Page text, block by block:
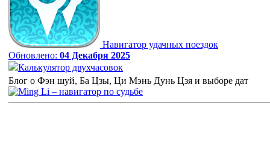
Навигатор удачных поездок
Обновлено: 04 Декабря 2025
Калькулятор двухчасовок
Блог о Фэн шуй, Ба Цзы, Ци Мэнь Дунь Цзя и выборе дат